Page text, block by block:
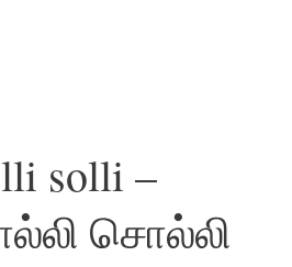
solli –
சொல்லி